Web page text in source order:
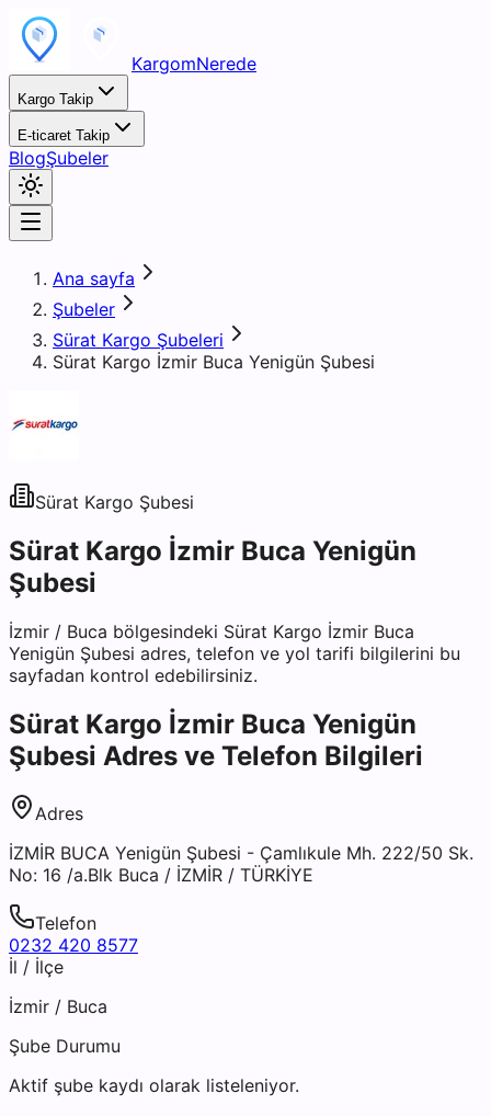
KargomNerede
Kargo Takip
E-ticaret Takip
BlogŞubeler
Ana sayfa
Şubeler
Sürat Kargo Şubeleri
Sürat Kargo İzmir Buca Yenigün Şubesi
Sürat Kargo Şubesi
Sürat Kargo İzmir Buca Yenigün
Şubesi
İzmir / Buca bölgesindeki Sürat Kargo İzmir Buca
Yenigün Şubesi adres, telefon ve yol tarifi bilgilerini bu
sayfadan kontrol edebilirsiniz.
Sürat Kargo İzmir Buca Yenigün
Şubesi Adres ve Telefon Bilgileri
Adres
İZMİR BUCA Yenigün Şubesi - Çamlıkule Mh. 222/50 Sk.
No: 16 /a.Blk Buca / İZMİR / TÜRKİYE
Telefon
0232 420 8577
İl / İlçe
İzmir / Buca
Şube Durumu
Aktif şube kaydı olarak listeleniyor.